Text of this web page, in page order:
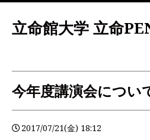
立命館大学 立命
今年度講演会につい
2017/07/21(金) 18:12